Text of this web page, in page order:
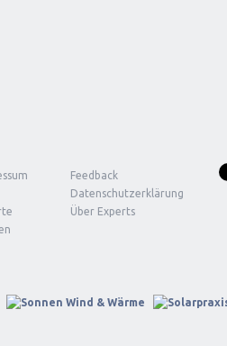
Feedback
Datenschutzerklärung
Über Experts